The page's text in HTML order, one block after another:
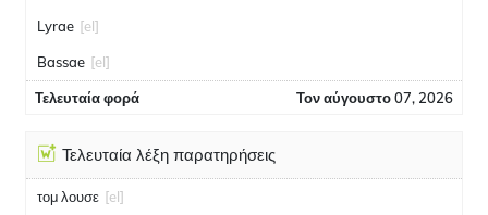
Lyrae [el]
Bassae [el]
Τελευταία φορά Τον αύγουστο 07, 2026
Τελευταία λέξη παρατηρήσεις
τομ λουσε [el]